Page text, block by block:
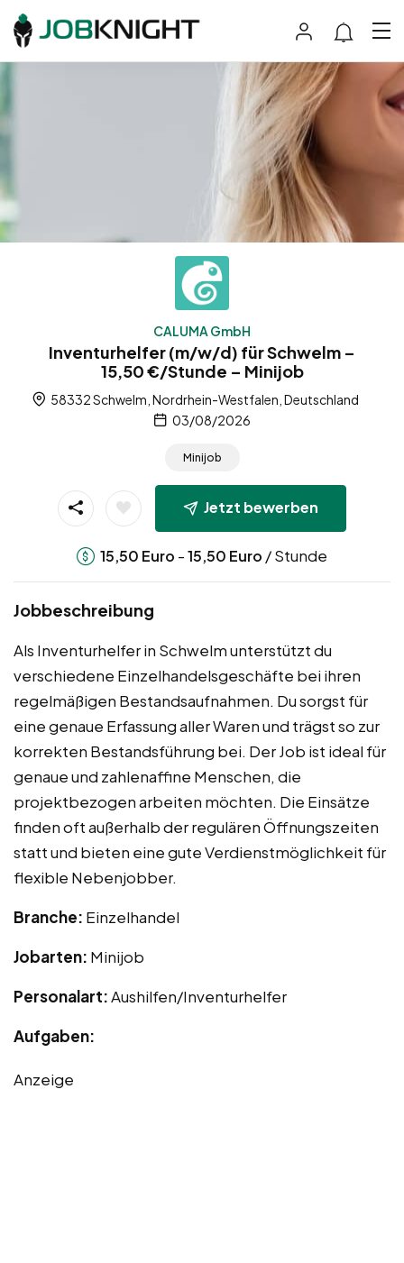
CALUMA GmbH
Inventurhelfer (m/w/d) für Schwelm –
15,50 €/Stunde – Minijob
58332 Schwelm, Nordrhein-Westfalen, Deutschland
03/08/2026
Minijob
Jetzt bewerben
15,50 Euro -15,50 Euro / Stunde
Jobbeschreibung
Als Inventurhelfer in Schwelm unterstützt du
verschiedene Einzelhandelsgeschäfte bei ihren
regelmäßigen Bestandsaufnahmen. Du sorgst für
eine genaue Erfassung aller Waren und trägst so zur
korrekten Bestandsführung bei. Der Job ist ideal für
genaue und zahlenaffine Menschen, die
projektbezogen arbeiten möchten. Die Einsätze
finden oft außerhalb der regulären Öffnungszeiten
statt und bieten eine gute Verdienstmöglichkeit für
flexible Nebenjobber.
Branche: Einzelhandel
Jobarten: Minijob
Personalart:Aushilfen/Inventurhelfer
Aufgaben:
Anzeige